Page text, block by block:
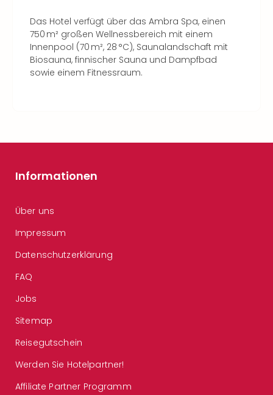
Das Hotel verfügt über das Ambra Spa, einen
750 m² großen Wellnessbereich mit einem
Innenpool (70 m², 28 °C), Saunalandschaft mit
Biosauna, finnischer Sauna und Dampfbad
sowie einem Fitnessraum.
Informationen
Über uns
Impressum
Datenschutzerklärung
FAQ
Jobs
Sitemap
Reisegutschein
Werden Sie Hotelpartner!
Affiliate Partner Programm